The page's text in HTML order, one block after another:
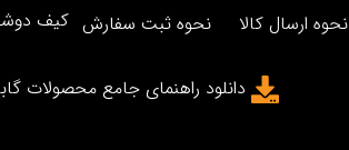
نحوه ارسال کالا
نحوه ثبت سفارش کیف
دانلود راهنمای جامع محصولات